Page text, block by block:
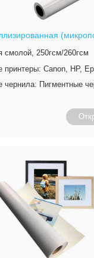
смолой, 250гсм/260гсм
Canon, HP,
чернила: Пигментные